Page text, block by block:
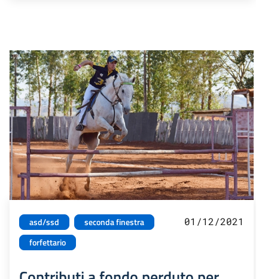
asd/ssd
seconda finestra
forfettario
01/12/2021